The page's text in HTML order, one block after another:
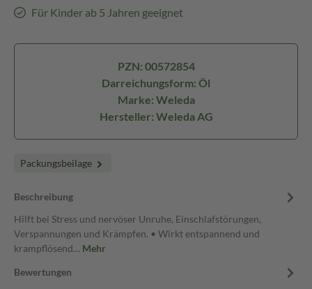
Für Kinder ab 5 Jahren geeignet
PZN: 00572854
Darreichungsform: Öl
Marke: Weleda
Hersteller: Weleda AG
Packungsbeilage
Beschreibung
Hilft bei Stress und nervöser Unruhe, Einschlafstörungen,
Verspannungen und Krämpfen. • Wirkt entspannend und
krampflösend… Mehr
Bewertungen